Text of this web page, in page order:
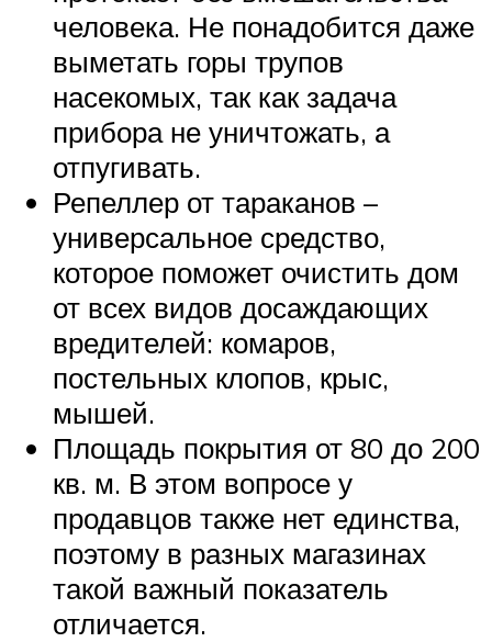
человека. Не понадобится даже
выметать горы трупов
насекомых, так как задача
прибора не уничтожать, а
отпугивать.
Репеллер от тараканов –
универсальное средство,
которое поможет очистить дом
от всех видов досаждающих
вредителей: комаров,
постельных клопов, крыс,
мышей.
Площадь покрытия от 80 до 200
кв. м. В этом вопросе у
продавцов также нет единства,
поэтому в разных магазинах
такой важный показатель
отличается.